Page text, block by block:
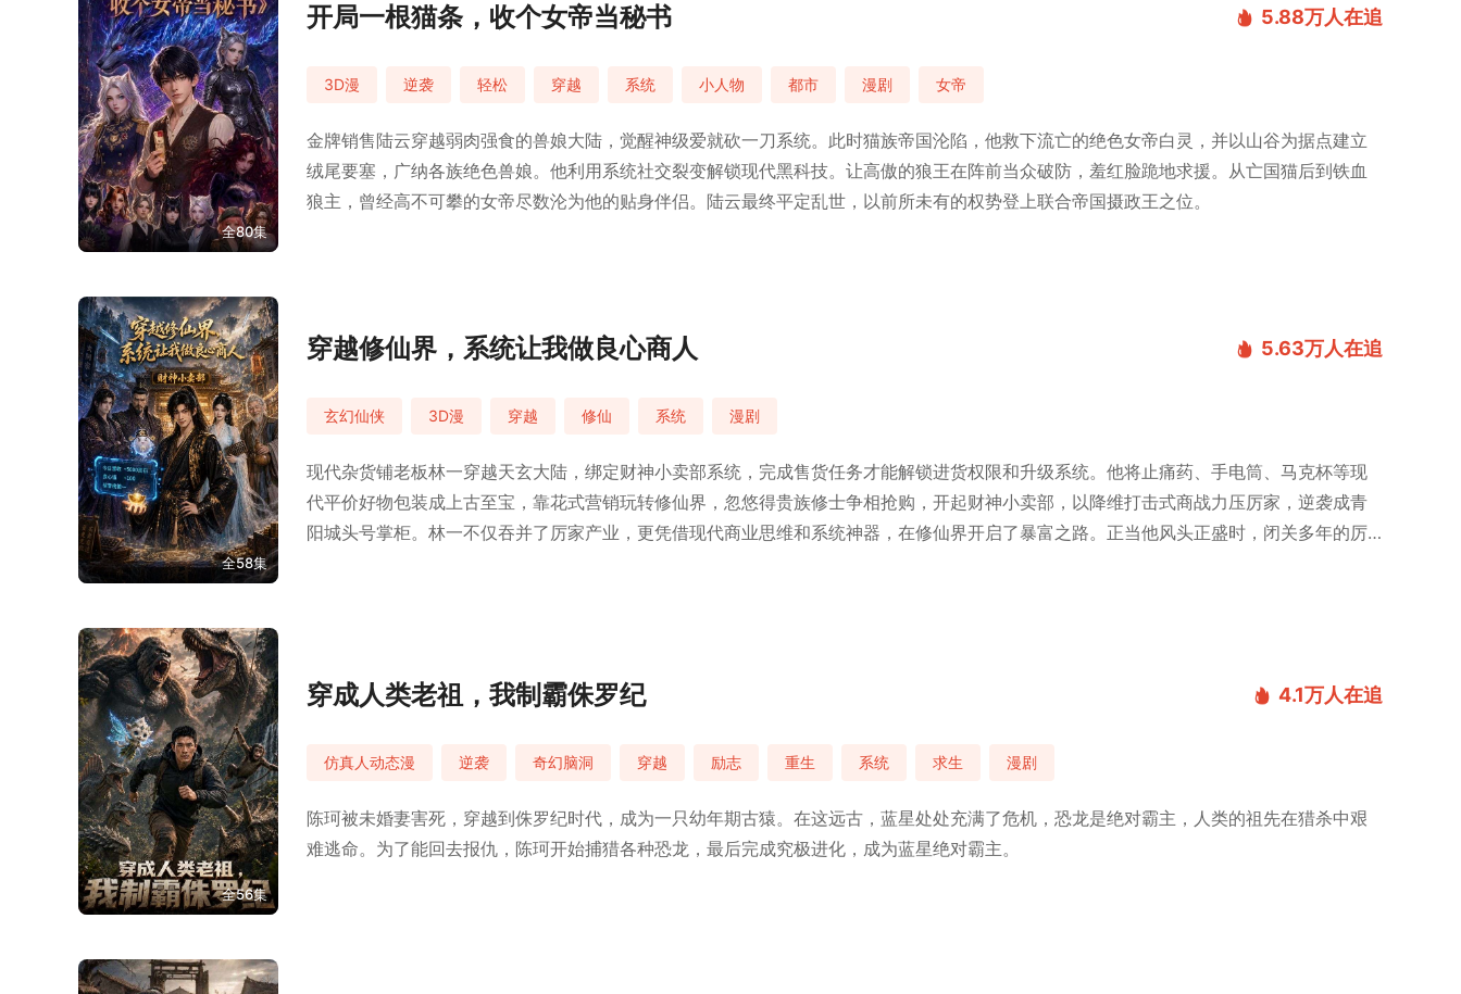
全80集
开局一根猫条，收个女帝当秘书 5.88万人在追
3D漫 逆袭 轻松 穿越 系统 小人物 都市 漫剧 女帝
金牌销售陆云穿越弱肉强食的兽娘大陆，觉醒神级爱就砍一刀系统。此时猫族帝国沦陷，他救下流亡的绝色女帝白灵，并以山谷为据点建立
绒尾要塞，广纳各族绝色兽娘。他利用系统社交裂变解锁现代黑科技。让高傲的狼王在阵前当众破防，羞红脸跪地求援。从亡国猫后到铁血
狼主，曾经高不可攀的女帝尽数沦为他的贴身伴侣。陆云最终平定乱世，以前所未有的权势登上联合帝国摄政王之位。
全58集
穿越修仙界，系统让我做良心商人 5.63万人在追
玄幻仙侠 3D漫 穿越 修仙 系统 漫剧
现代杂货铺老板林一穿越天玄大陆，绑定财神小卖部系统，完成售货任务才能解锁进货权限和升级系统。他将止痛药、手电筒、马克杯等现
代平价好物包装成上古至宝，靠花式营销玩转修仙界，忽悠得贵族修士争相抢购，开起财神小卖部，以降维打击式商战力压厉家，逆袭成青
阳城头号掌柜。林一不仅吞并了厉家产业，更凭借现代商业思维和系统神器，在修仙界开启了暴富之路。正当他风头正盛时，闭关多年的厉
全56集
穿成人类老祖，我制霸侏罗纪 4.1万人在追
仿真人动态漫 逆袭 奇幻脑洞 穿越 励志 重生 系统 求生 漫剧
陈珂被未婚妻害死，穿越到侏罗纪时代，成为一只幼年期古猿。在这远古，蓝星处处充满了危机，恐龙是绝对霸主，人类的祖先在猎杀中艰
难逃命。为了能回去报仇，陈珂开始捕猎各种恐龙，最后完成究极进化，成为蓝星绝对霸主。